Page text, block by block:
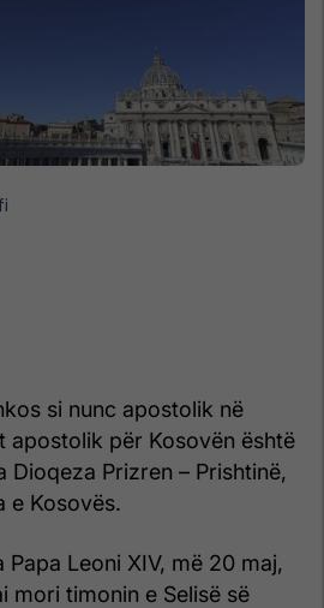
si nunc apostolik në
apostolik për Kosovën është
Dioqeza Prizren – Prishtinë,
e Kosovës.
Papa Leoni XIV, më 20 maj,
mori timonin e Selisë së